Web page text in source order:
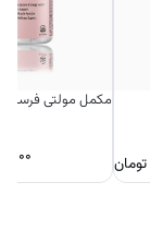
تومان
مکمل مولتی فرست